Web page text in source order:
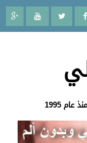
1995